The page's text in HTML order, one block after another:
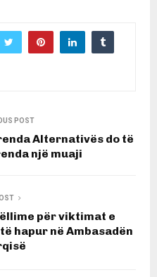
POST
Alternativës do të
një muaji
për viktimat e
hapur në Ambasadën